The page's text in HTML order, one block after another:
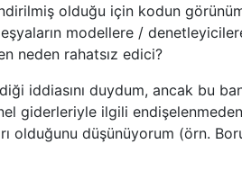
olduğu için kodun
eşyaların modellere /
neden rahatsız edici?
iddiasını duydum, ancak bu
giderleriyle ilgili
olduğunu düşünüyorum (örn.